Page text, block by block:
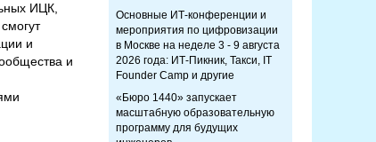
ИЦК,
и
и
Основные ИТ-конференции и
мероприятия по цифровизации
в Москве на неделе 3 - 9 августа
2026 года: ИТ-Пикник, Такси, IT
Founder Camp и другие
«Бюро 1440» запускает
масштабную образовательную
программу для будущих